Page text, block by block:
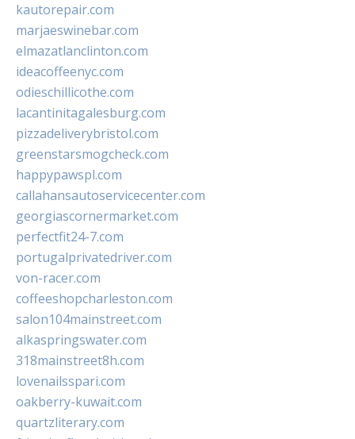
kautorepair.com
marjaeswinebar.com
elmazatlanclinton.com
ideacoffeenyc.com
odieschillicothe.com
lacantinitagalesburg.com
pizzadeliverybristol.com
greenstarsmogcheck.com
happypawspl.com
callahansautoservicecenter.com
georgiascornermarket.com
perfectfit24-7.com
portugalprivatedriver.com
von-racer.com
coffeeshopcharleston.com
salon104mainstreet.com
alkaspringswater.com
318mainstreet8h.com
lovenailsspari.com
oakberry-kuwait.com
quartzliterary.com